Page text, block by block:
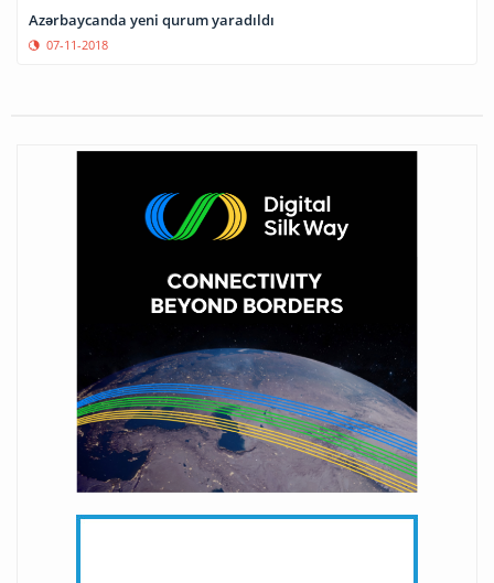
Azərbaycanda yeni qurum yaradıldı
07-11-2018